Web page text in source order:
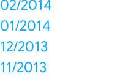
02/2014
01/2014
12/2013
11/2013